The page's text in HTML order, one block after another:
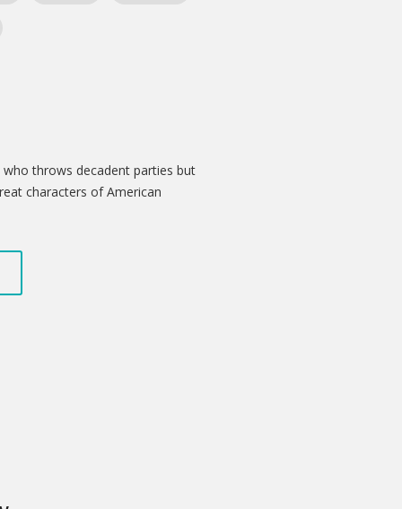
who throws decadent parties but
characters of American
his most sparkling and